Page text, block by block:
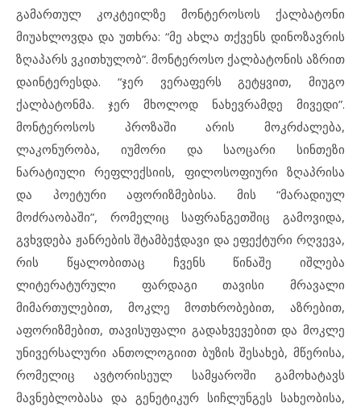
გამართულ კოკტეილზე მონტეროსოს ქალბატონი
მიუახლოვდა და უთხრა: “მე ახლა თქვენს დინოზავრის
ზღაპარს ვკითხულობ”. მონტეროსო ქალბატონის აზრით
დაინტერესდა. “ჯერ ვერაფერს გეტყვით, მიუგო
ქალბატონმა. ჯერ მხოლოდ ნახევრამდე მივედი”.
მონტეროსოს პროზაში არის მოკრძალება,
ლაკონურობა, იუმორი და საოცარი სინთეზი
ნარატიული რეფლექსიის, ფილოსოფიური ზღაპრისა
და პოეტური აფორიზმებისა. მის “მარადიულ
მოძრაობაში”, რომელიც საფრანგეთშიც გამოვიდა,
გვხვდება ჟანრების შტამბეჭდავი და ეფექტური რღვევა,
რის წყალობითაც ჩვენს წინაშე იშლება
ლიტერატურული ფარდაგი თავისი მრავალი
მიმართულებით, მოკლე მოთხრობებით, აზრებით,
აფორიზმებით, თავისუფალი გადახვევებით და მოკლე
უნივერსალური ანთოლოგიით ბუზის შესახებ, მწერისა,
რომელიც ავტორისეულ სამყაროში გამოხატავს
მავნებლობასა და გენეტიკურ სიჩლუნგეს სახეობისა,